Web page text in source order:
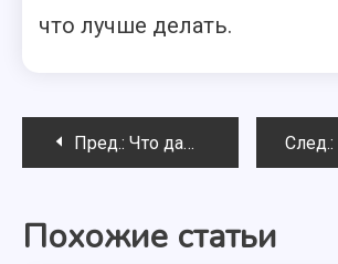
что лучше делать.
Навигация
записям
Пред.: Что дают детям занятия танцами След.:
Похожие статьи